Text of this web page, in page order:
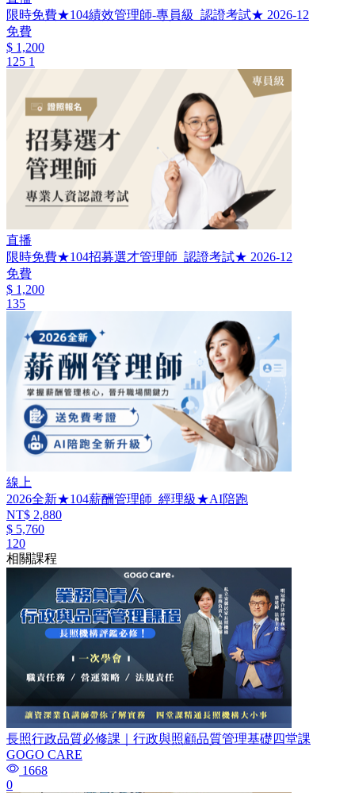
限時免費★104績效管理師-專員級_認證考試★ 2026-12
免費
$ 1,200
125 1
直播
限時免費★104招募選才管理師_認證考試★ 2026-12
免費
$ 1,200
135
線上
2026全新★104薪酬管理師_經理級★AI陪跑
NT$ 2,880
$ 5,760
120
相關課程
長照行政品質必修課｜行政與照顧品質管理基礎四堂課
GOGO CARE
1668
0